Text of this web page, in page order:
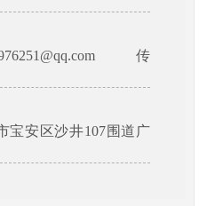
传
宝安区沙井107围道广